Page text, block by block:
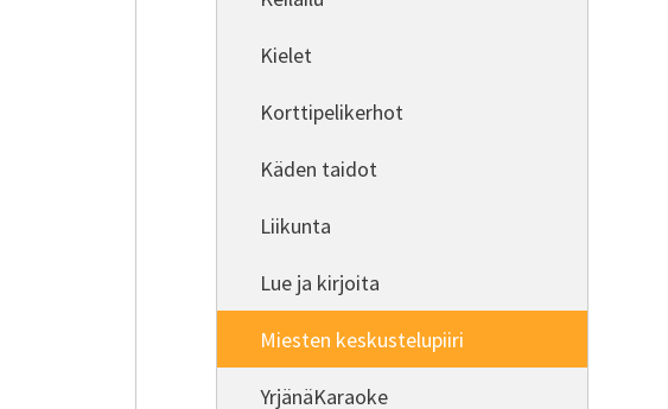
Kielet
Korttipelikerhot
Käden taidot
Liikunta
Lue ja kirjoita
Miesten keskustelupiiri
YrjänäKaraoke